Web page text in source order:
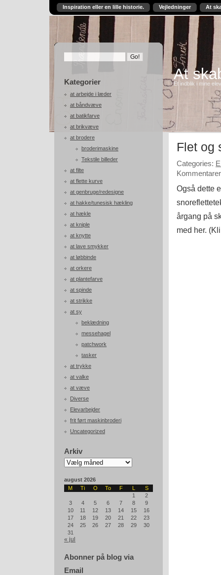
Inspiration eller en lille historie. Vejledninger At
Kategorier
at arbejde i læder
at båndvæve
at batikfarve
at brikvæve
at brodere
broderimaskine
Tekstile billeder
at filte
at flette kurve
at genbruge/redesigne
at hakke/tunesisk hækling
at hækle
at kniple
at knytte
at lave smykker
at løbbinde
at orkere
at plantefarve
at spinde
at strikke
at sy
beklædning
messehagel
patchwork
tasker
at trykke
at valke
at væve
Diverse
Elevarbejder
frit ført maskinbroderi
Uncategorized
Arkiv
Arkiv
august 2026
M
Ti O To F L
S
1
2
3
4 5 6 7 8
9
10
11 12 13 14 15
16
17
18 19 20 21 22
23
24
25 26 27 28 29
30
31
« jul
Abonner på blog via
Email
At
Et indblik i mine
Flet og
Categories:
Også dette
årgang på
med her.